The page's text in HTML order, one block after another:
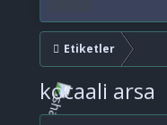
Etiketler
kocaali arsa